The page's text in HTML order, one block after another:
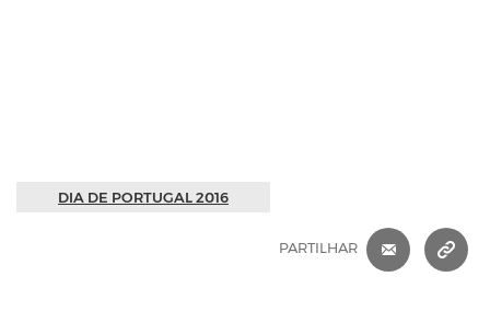
DIA DE PORTUGAL 2016
PARTILHAR